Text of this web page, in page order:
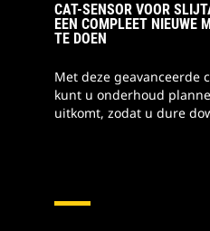
CAT-SENSOR VOOR
EEN COMPLEET NIEUWE
TE DOEN
Met deze geavanceerde
kunt u onderhoud
uitkomt, zodat u dure